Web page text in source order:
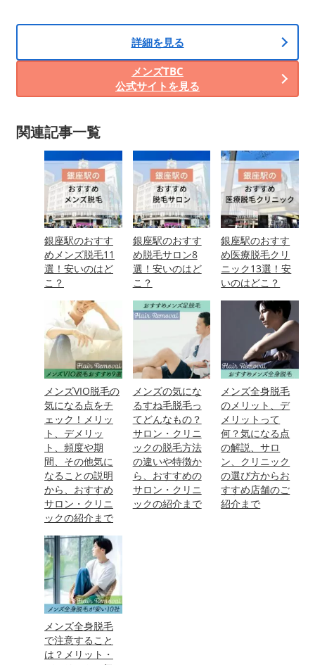
詳細を見る
メンズTBC
公式サイトを見る
関連記事一覧
銀座駅のおすす
めメンズ脱毛11
選！安いのはど
こ？
銀座駅のおすす
め脱毛サロン8
選！安いのはど
こ？
銀座駅のおすす
め医療脱毛クリ
ニック13選！安
いのはどこ？
メンズVIO脱毛の
気になる点をチ
ェック！メリッ
ト、デメリッ
ト、頻度や期
間、その他気に
なることの説明
から、おすすめ
サロン・クリニ
ックの紹介まで
メンズの気にな
るすね毛脱毛っ
てどんなもの？
サロン・クリニ
ックの脱毛方法
の違いや特徴か
ら、おすすめの
サロン・クリニ
ックの紹介まで
メンズ全身脱毛
のメリット、デ
メリットって
何？気になる点
の解説、サロ
ン、クリニック
の選び方からお
すすめ店舗のご
紹介まで
メンズ全身脱毛
で注意すること
は？メリット・